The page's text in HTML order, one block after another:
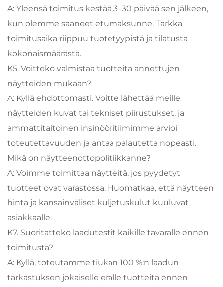
A: Yleensä toimitus kestää 3–30 päivää sen jälkeen,
kun olemme saaneet etumaksunne. Tarkka
toimitusaika riippuu tuotetyypistä ja tilatusta
kokonaismäärästä.
K5. Voitteko valmistaa tuotteita annettujen
näytteiden mukaan?
A: Kyllä ehdottomasti. Voitte lähettää meille
näytteiden kuvat tai tekniset piirustukset, ja
ammattitaitoinen insinööritiimimme arvioi
toteutettavuuden ja antaa palautetta nopeasti.
Mikä on näytteenottopolitiikkanne?
A: Voimme toimittaa näytteitä, jos pyydetyt
tuotteet ovat varastossa. Huomatkaa, että näytteen
hinta ja kansainväliset kuljetuskulut kuuluvat
asiakkaalle.
K7. Suoritatteko laadutestit kaikille tavaralle ennen
toimitusta?
A: Kyllä, toteutamme tiukan 100 %:n laadun
tarkastuksen jokaiselle erälle tuotteita ennen